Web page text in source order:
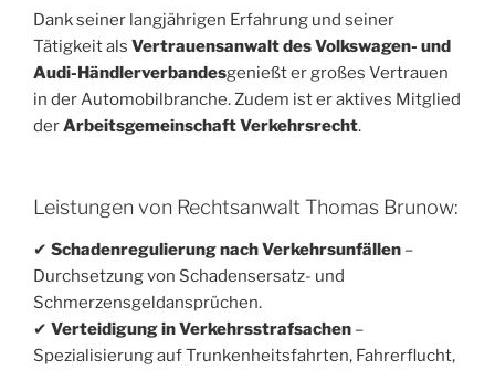
Dank seiner langjährigen Erfahrung und seiner
Tätigkeit als Vertrauensanwalt des Volkswagen- und
Audi-Händlerverbandesgenießt er großes Vertrauen
in der Automobilbranche. Zudem ist er aktives Mitglied
derArbeitsgemeinschaft Verkehrsrecht.
Leistungen von Rechtsanwalt Thomas Brunow:
✔ Schadenregulierung nach Verkehrsunfällen –
Durchsetzung von Schadensersatz- und
Schmerzensgeldansprüchen.
✔ Verteidigung in Verkehrsstrafsachen –
Spezialisierung auf Trunkenheitsfahrten, Fahrerflucht,